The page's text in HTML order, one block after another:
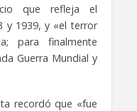
que refleja el
y 1939, y «el terror
para finalmente
Guerra Mundial y
recordó que «fue